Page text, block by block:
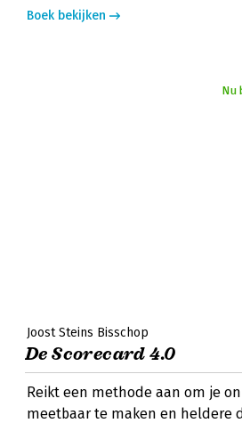
Boek bekijken
Nu
Joost Steins Bisschop
De Scorecard 4.0
Reikt een methode aan om je
meetbaar te maken en heldere